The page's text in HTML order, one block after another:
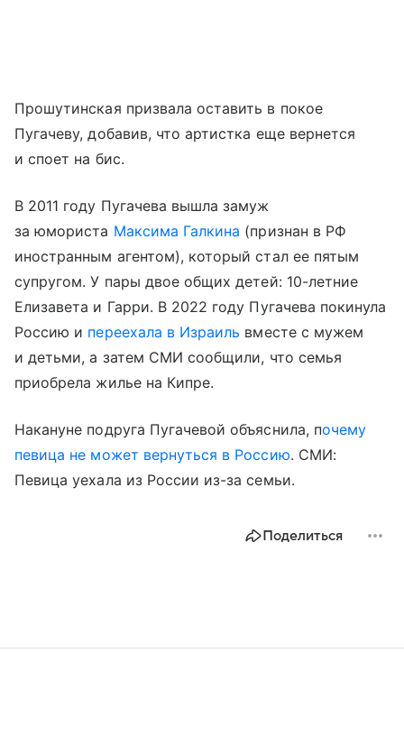
Прошутинская призвала оставить в покое
Пугачеву, добавив, что артистка еще вернется
и споет на бис.
В 2011 году Пугачева вышла замуж
за юмориста Максима Галкина (признан в РФ
иностранным агентом), который стал ее пятым
супругом. У пары двое общих детей: 10-летние
Елизавета и Гарри. В 2022 году Пугачева покинула
Россию и переехала в Израиль вместе с мужем
и детьми, а затем СМИ сообщили, что семья
приобрела жилье на Кипре.
Накануне подруга Пугачевой объяснила, почему
певица не может вернуться в Россию. СМИ:
Певица уехала из России из-за семьи.
Поделиться